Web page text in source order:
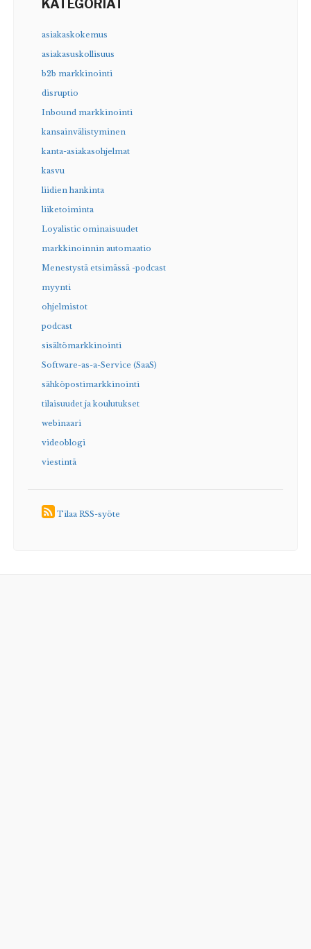
KATEGORIAT
asiakaskokemus
asiakasuskollisuus
b2b markkinointi
disruptio
Inbound markkinointi
kansainvälistyminen
kanta-asiakasohjelmat
kasvu
liidien hankinta
liiketoiminta
Loyalistic ominaisuudet
markkinoinnin automaatio
Menestystä etsimässä -podcast
myynti
ohjelmistot
podcast
sisältömarkkinointi
Software-as-a-Service (SaaS)
sähköpostimarkkinointi
tilaisuudet ja koulutukset
webinaari
videoblogi
viestintä
Tilaa RSS-syöte